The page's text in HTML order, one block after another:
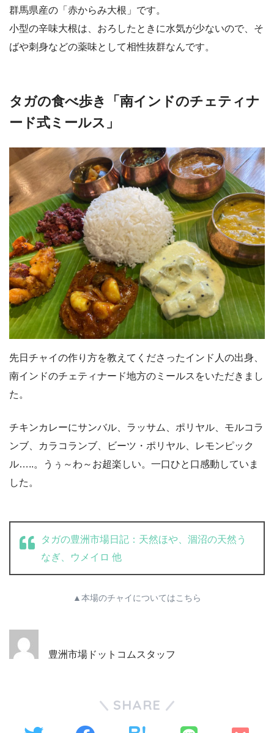
群馬県産の「赤からみ大根」です。
小型の辛味大根は、おろしたときに水気が少ないので、そ
ばや刺身などの薬味として相性抜群なんです。
タガの食べ歩き「南インドのチェティナ
ード式ミールス」
先日チャイの作り方を教えてくださったインド人の出身、
南インドのチェティナード地方のミールスをいただきまし
た。
チキンカレーにサンバル、ラッサム、ポリヤル、モルコラ
ンブ、カラコランブ、ビーツ・ポリヤル、レモンピック
ル…..。うぅ～わ～お超楽しい。一口ひと口感動していま
した。
タガの豊洲市場日記：天然ほや、涸沼の天然う
なぎ、ウメイロ 他
▲本場のチャイについてはこちら
豊洲市場ドットコムスタッフ
SHARE